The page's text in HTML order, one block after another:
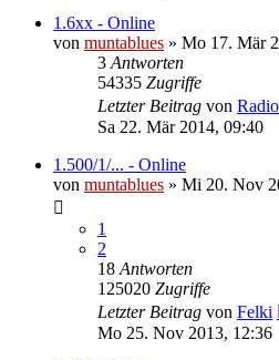
1.6xx - Online
von muntablues » Mo 17. Mär
3 Antworten
54335 Zugriffe
Letzter Beitrag von
Sa 22. Mär 2014, 09:40
1.500/1/... - Online
von muntablues » Mi 20. Nov
1
2
18 Antworten
125020 Zugriffe
Letzter Beitrag von Felki
Mo 25. Nov 2013, 12:36